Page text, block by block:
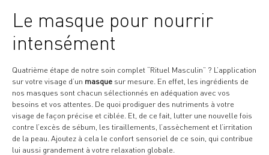
Le masque pour nourrir
intensément
Quatrième étape de notre soin complet “Rituel Masculin” ? L’application
sur votre visage d’un masque sur mesure. En effet, les ingrédients de
nos masques sont chacun sélectionnés en adéquation avec vos
besoins et vos attentes. De quoi prodiguer des nutriments à votre
visage de façon précise et ciblée. Et, de ce fait, lutter une nouvelle fois
contre l’excès de sébum, les tiraillements, l’assèchement et l’irritation
de la peau. Ajoutez à cela le confort sensoriel de ce soin, qui contribue
lui aussi grandement à votre relaxation globale.